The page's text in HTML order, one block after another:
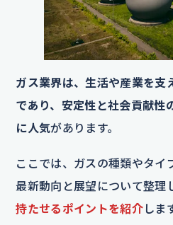
ガス業界は、生活や産業を支
であり、安定性と社会貢献性
に人気があります。
ここでは、ガスの種類やタイ
最新動向と展望について整理
持たせるポイントを紹介しま